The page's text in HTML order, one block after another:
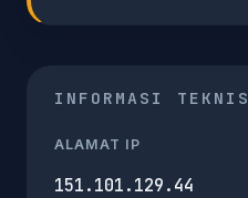
INFORMASI TEKNIS
ALAMAT IP
151.101.129.44